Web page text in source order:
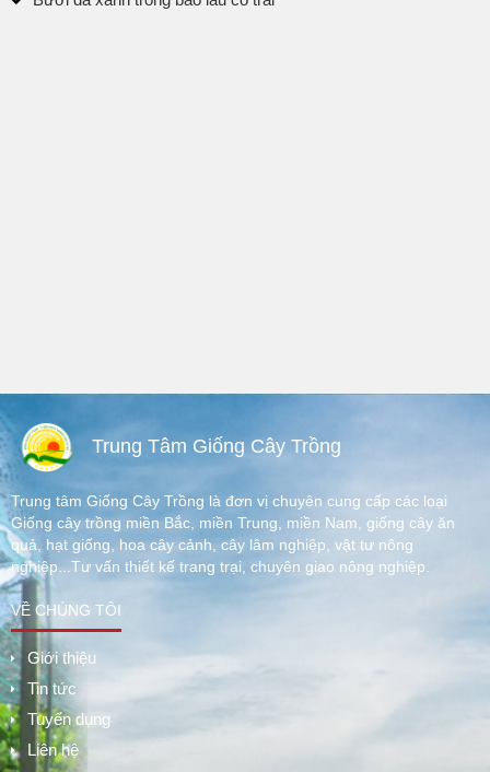
Trung Tâm Giống Cây Trồng
Trung tâm Giống Cây Trồng là đơn vị chuyên cung cấp các loại
Giống cây trồng miền Bắc, miền Trung, miền Nam, giống cây ăn
quả, hạt giống, hoa cây cảnh, cây lâm nghiệp, vật tư nông
nghiệp...Tư vấn thiết kế trang trại, chuyên giao nông nghiệp.
VỀ CHÚNG TÔI
Giới thiệu
Tin tức
Tuyển dụng
Liên hệ